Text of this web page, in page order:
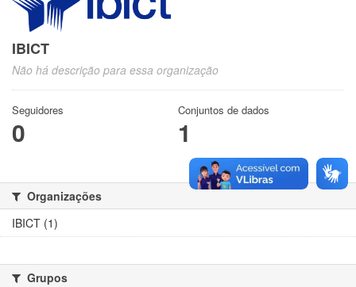
IBICT
Não há descrição para essa organização
Seguidores
0
Conjuntos de dados
1
Organizações
IBICT (1)
Grupos